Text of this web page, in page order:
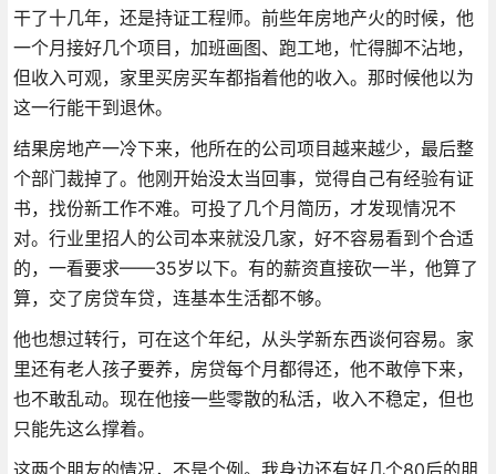
干了十几年，还是持证工程师。前些年房地产火的时候，他
一个月接好几个项目，加班画图、跑工地，忙得脚不沾地，
但收入可观，家里买房买车都指着他的收入。那时候他以为
这一行能干到退休。
结果房地产一冷下来，他所在的公司项目越来越少，最后整
个部门裁掉了。他刚开始没太当回事，觉得自己有经验有证
书，找份新工作不难。可投了几个月简历，才发现情况不
对。行业里招人的公司本来就没几家，好不容易看到个合适
的，一看要求——35岁以下。有的薪资直接砍一半，他算了
算，交了房贷车贷，连基本生活都不够。
他也想过转行，可在这个年纪，从头学新东西谈何容易。家
里还有老人孩子要养，房贷每个月都得还，他不敢停下来，
也不敢乱动。现在他接一些零散的私活，收入不稳定，但也
只能先这么撑着。
这两个朋友的情况，不是个例。我身边还有好几个80后的朋